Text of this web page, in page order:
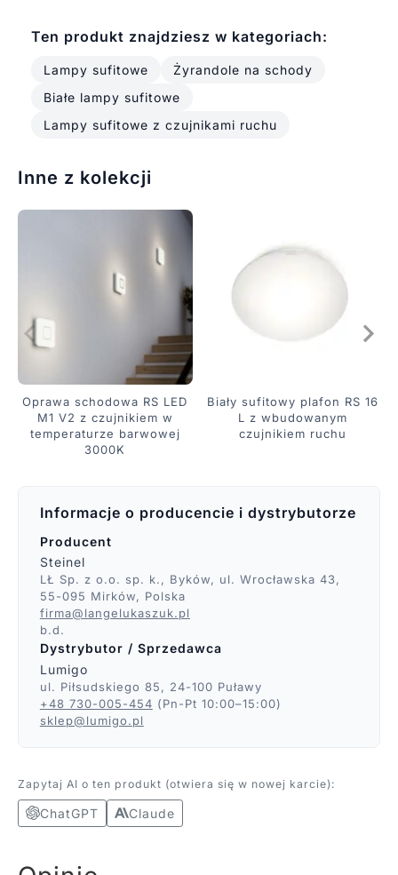
Ten produkt znajdziesz w kategoriach:
Lampy sufitowe
Żyrandole na schody
Białe lampy sufitowe
Lampy sufitowe z czujnikami ruchu
Inne z kolekcji
Oprawa schodowa RS LED
M1 V2 z czujnikiem w
temperaturze barwowej
3000K
Biały sufitowy plafon RS 16
L z wbudowanym
czujnikiem ruchu
Informacje o producencie i dystrybutorze
Producent
Steinel
LŁ Sp. z o.o. sp. k., Byków, ul. Wrocławska 43,
55-095 Mirków, Polska
firma@langelukaszuk.pl
b.d.
Dystrybutor / Sprzedawca
Lumigo
ul. Piłsudskiego 85, 24-100 Puławy
+48 730-005-454 (Pn-Pt 10:00–15:00)
sklep@lumigo.pl
Zapytaj AI o ten produkt (otwiera się w nowej karcie):
ChatGPT Claude